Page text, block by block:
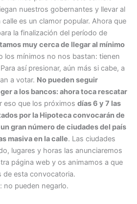
nuestros gobernantes y llevar al
es un clamor popular. Ahora que
la finalización del período de
muy cerca de llegar al mínimo
los mínimos no nos bastan: tienen
así presionar, aún más si cabe, a
a votar. No pueden seguir
a los bancos: ahora toca rescatar
eso que los próximos días 6 y 7 las
por la Hipoteca convocarán de
gran número de ciudades del país
masiva en la calle. Las ciudades
lugares y horas las anunciaremos
página web y os animamos a que
de esta convocatoria.
no pueden negarlo.